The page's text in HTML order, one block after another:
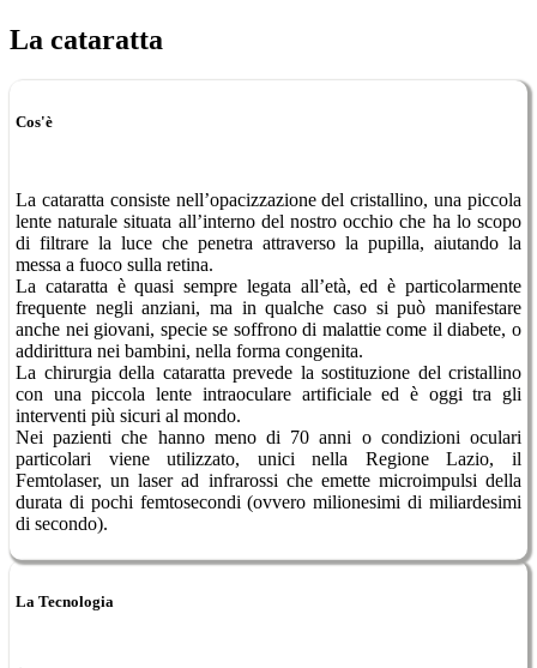
La cataratta
Cos'è
La cataratta consiste nell’opacizzazione del cristallino, una piccola
lente naturale situata all’interno del nostro occhio che ha lo scopo
di filtrare la luce che penetra attraverso la pupilla, aiutando la
messa a fuoco sulla retina.
La cataratta è quasi sempre legata all’età, ed è particolarmente
frequente negli anziani, ma in qualche caso si può manifestare
anche nei giovani, specie se soffrono di malattie come il diabete, o
addirittura nei bambini, nella forma congenita.
La chirurgia della cataratta prevede la sostituzione del cristallino
con una piccola lente intraoculare artificiale ed è oggi tra gli
interventi più sicuri al mondo.
Nei pazienti che hanno meno di 70 anni o condizioni oculari
particolari viene utilizzato, unici nella Regione Lazio, il
Femtolaser, un laser ad infrarossi che emette microimpulsi della
durata di pochi femtosecondi (ovvero milionesimi di miliardesimi
di secondo).
La Tecnologia